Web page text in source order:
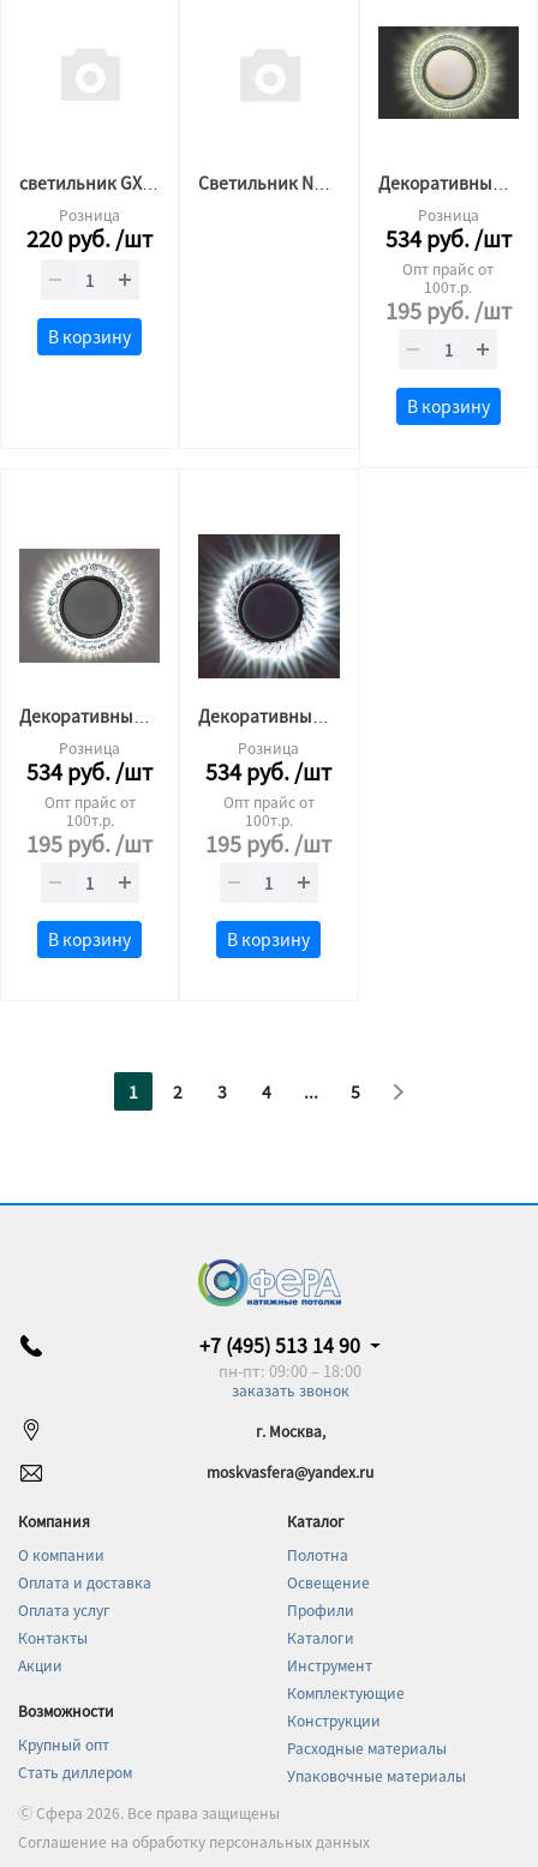
светильник GX53 бронза
Розница
220руб./шт
В корзину
Светильник Navigator 7W 4000K 176-264B Декоративный светильник GX53 L250 (4500 К)
Розница
534руб./шт
Опт прайс от
100т.р.
195руб./шт
В корзину
Декоративный светильник GX53 L190 (4500 К)
Розница
534руб./шт
Опт прайс от
100т.р.
195руб./шт
В корзину
Декоративный светильник GX53 L220 (4500 К)
Розница
534руб./шт
Опт прайс от
100т.р.
195руб./шт
В корзину
1 2 3 4 ... 5
+7 (495) 513 14 90
пн-пт: 09:00 – 18:00
заказать звонок
г. Москва,
moskvasfera@yandex.ru
Компания
О компании
Оплата и доставка
Оплата услуг
Контакты
Акции
Возможности
Крупный опт
Стать диллером
Каталог
Полотна
Освещение
Профили
Каталоги
Инструмент
Комплектующие
Конструкции
Расходные материалы
Упаковочные материалы
Ⓒ Сфера 2026. Все права защищены
Соглашение на обработку персональных данных